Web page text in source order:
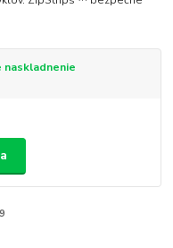
naskladnenie